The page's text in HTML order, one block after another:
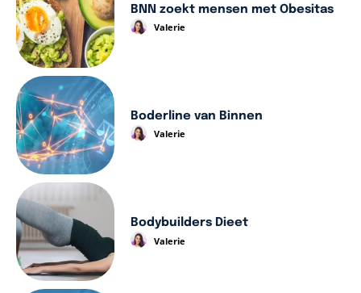
BNN zoekt mensen met Obesitas
Valerie
Boderline van Binnen
Valerie
Bodybuilders Dieet
Valerie